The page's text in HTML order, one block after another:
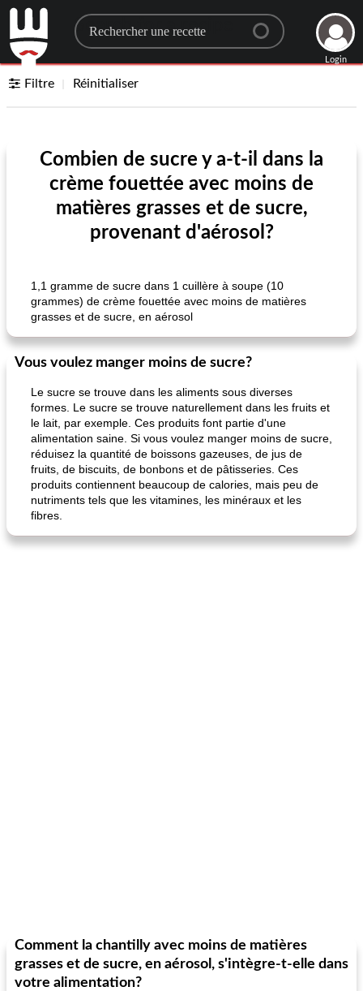
Search for a recipe
Login
Filtre Réinitialiser
Combien de sucre y a-t-il dans la
crème fouettée avec moins de
matières grasses et de sucre,
provenant d'aérosol?
1,1 gramme de sucre dans 1 cuillère à soupe (10
grammes) de crème fouettée avec moins de matières
grasses et de sucre, en aérosol
Vous voulez manger moins de sucre?
Le sucre se trouve dans les aliments sous diverses
formes. Le sucre se trouve naturellement dans les fruits et
le lait, par exemple. Ces produits font partie d'une
alimentation saine. Si vous voulez manger moins de sucre,
réduisez la quantité de boissons gazeuses, de jus de
fruits, de biscuits, de bonbons et de pâtisseries. Ces
produits contiennent beaucoup de calories, mais peu de
nutriments tels que les vitamines, les minéraux et les
fibres.
Comment la chantilly avec moins de matières
grasses et de sucre, en aérosol, s'intègre-t-elle dans
votre alimentation?